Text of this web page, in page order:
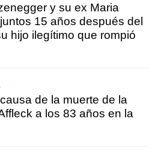
y su ex Maria
15 años después del
hijo ilegítimo que rompió
de la muerte de la
a los 83 años en la